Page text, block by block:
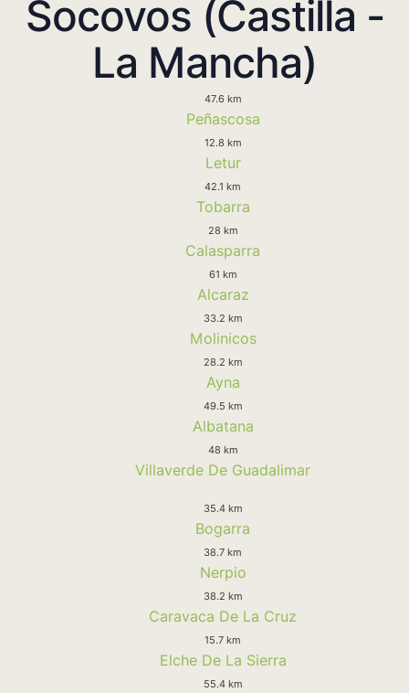
Socovos (Castilla -
La Mancha)
47.6 km
Peñascosa
12.8 km
Letur
42.1 km
Tobarra
28 km
Calasparra
61 km
Alcaraz
33.2 km
Molinicos
28.2 km
Ayna
49.5 km
Albatana
48 km
Villaverde De Guadalimar
35.4 km
Bogarra
38.7 km
Nerpio
38.2 km
Caravaca De La Cruz
15.7 km
Elche De La Sierra
55.4 km